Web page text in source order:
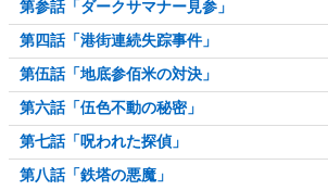
第参話「ダークサマナー見参」
第四話「港街連続失踪事件」
第伍話「地底参佰米の対決」
第六話「伍色不動の秘密」
第七話「呪われた探偵」
第八話「鉄塔の悪魔」